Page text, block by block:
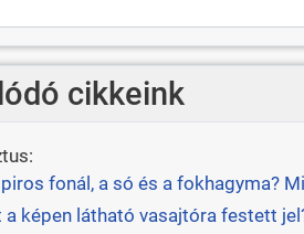
cikkeink
fonál, a só és a fokhagyma?
a képen látható vasajtóra festett